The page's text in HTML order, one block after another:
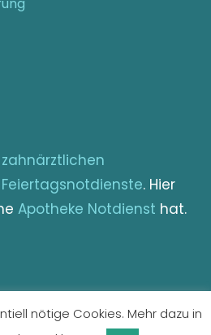
zahnärztlichen
. Hier
Apotheke Notdienst hat.
nötige Cookies. Mehr dazu in